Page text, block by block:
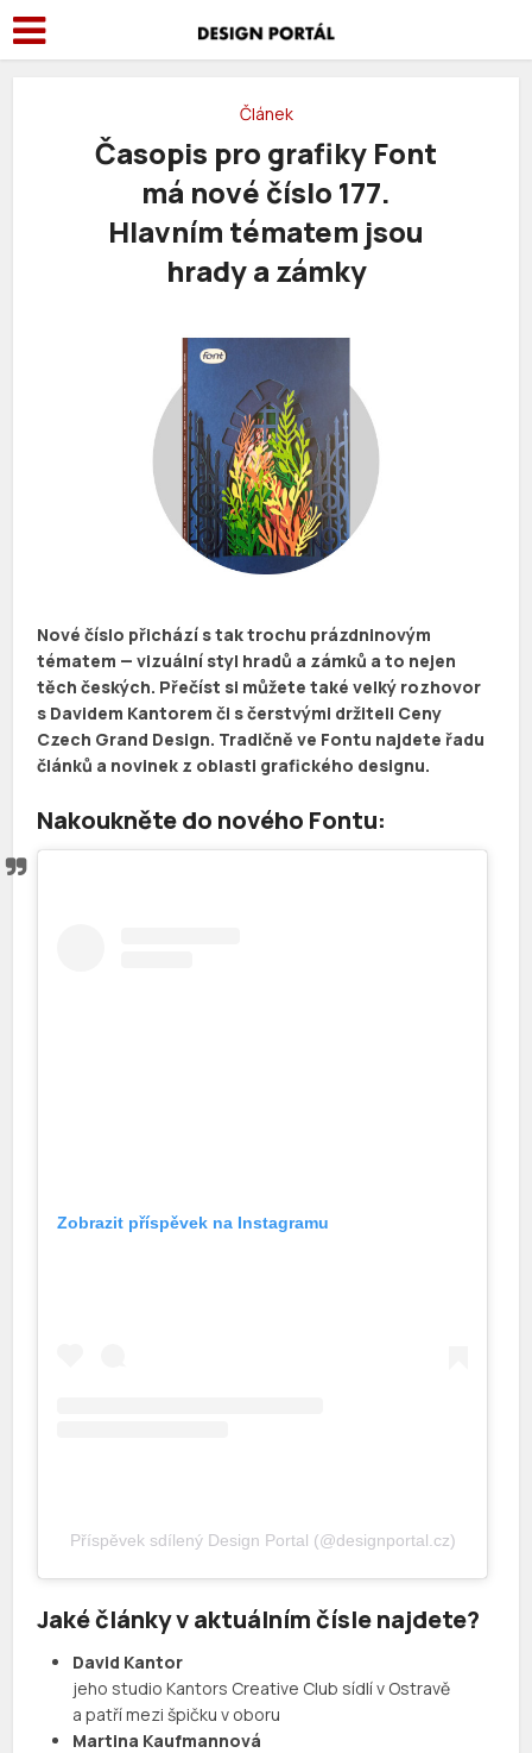
Článek
Časopis pro grafiky Font
má nové číslo 177.
Hlavním tématem jsou
hrady a zámky
Nové číslo přichází s tak trochu prázdninovým
tématem — vizuální styl hradů a zámků a to nejen
těch českých. Přečíst si můžete také velký rozhovor
s Davidem Kantorem či s čerstvými držiteli Ceny
Czech Grand Design. Tradičně ve Fontu najdete řadu
článků a novinek z oblasti grafického designu.
Nakoukněte do nového Fontu:
Zobrazit příspěvek na Instagramu
Příspěvek sdílený Design Portal (@designportal.cz)
Jaké články v aktuálním čísle najdete?
David Kantor
jeho studio Kantors Creative Club sídlí v Ostravě
a patří mezi špičku v oboru
Martina Kaufmannová